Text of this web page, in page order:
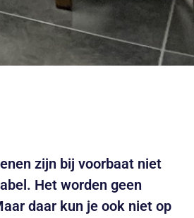
zijn bij voorbaat niet
Het worden geen
daar kun je ook niet op